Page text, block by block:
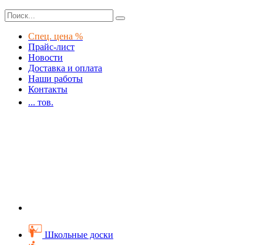
Спец. цена %
Прайс-лист
Новости
Доставка и оплата
Наши работы
Контакты
... тов.
Школьные доски